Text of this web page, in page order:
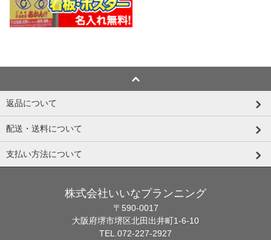
返品について
配送・送料について
支払い方法について
株式会社いいなプランニング
〒590-0017
大阪府堺市堺区北田出井町1-6-10
TEL.072-227-2927